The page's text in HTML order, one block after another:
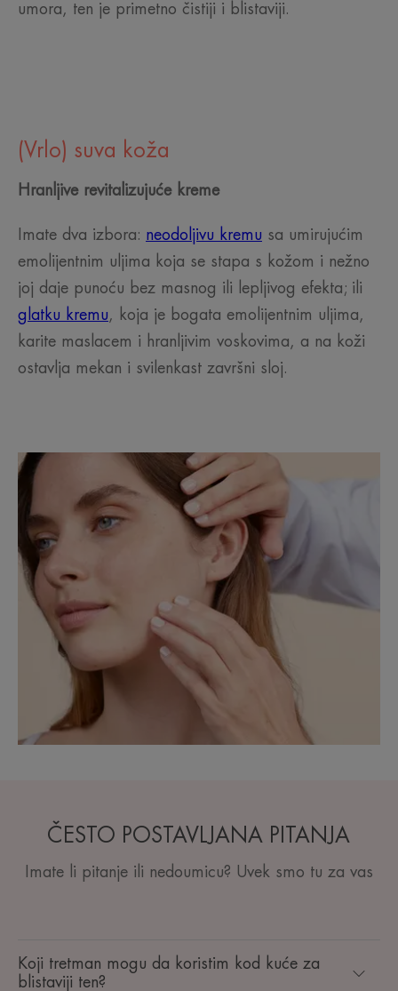
umora, ten je primetno čistiji i blistaviji.
(Vrlo) suva koža
Hranljive revitalizujuće kreme
Imate dva izbora: neodoljivu kremu sa umirujućim
emolijentnim uljima koja se stapa s kožom i nežno
joj daje punoću bez masnog ili lepljivog efekta; ili
glatku kremu, koja je bogata emolijentnim uljima,
karite maslacem i hranljivim voskovima, a na koži
ostavlja mekan i svilenkast završni sloj.
ČESTO POSTAVLJANA PITANJA
Imate li pitanje ili nedoumicu? Uvek smo tu za vas
Koji tretman mogu da koristim kod kuće za
blistaviji ten?